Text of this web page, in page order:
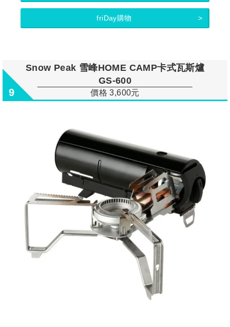
friDay購物
9
Snow Peak 雪峰HOME CAMP卡式瓦斯爐
GS-600
價格 3,600元